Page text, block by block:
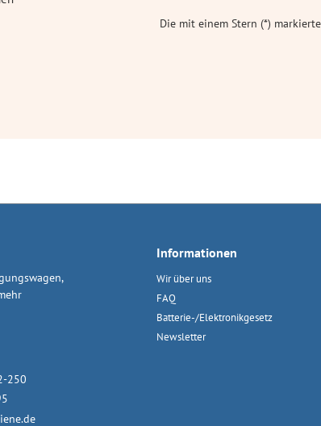
Die mit einem Stern (*)
250
Informationen
Wir über uns
FAQ
Batterie-/Elektronikgesetz
Newsletter